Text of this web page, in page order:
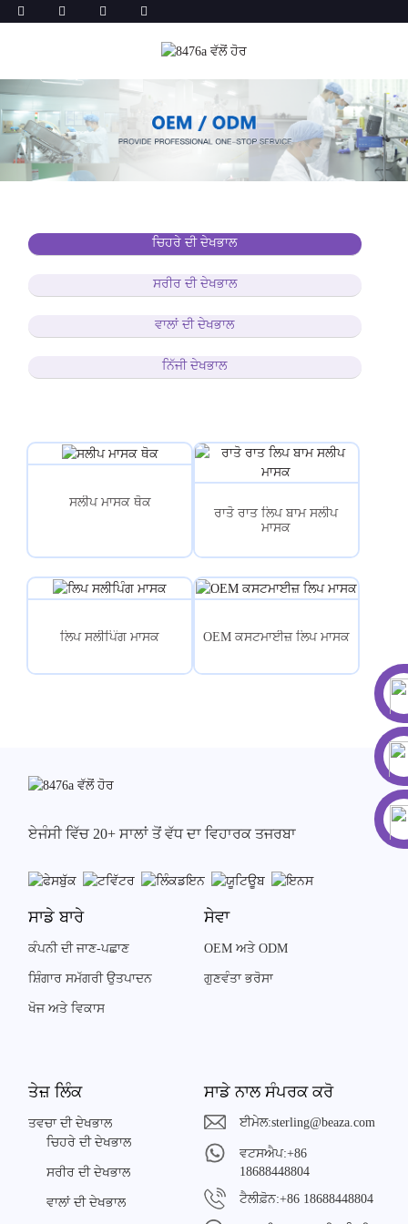
ਚਿਹਰੇ ਦੀ ਦੇਖਭਾਲ
ਸਰੀਰ ਦੀ ਦੇਖਭਾਲ
ਵਾਲਾਂ ਦੀ ਦੇਖਭਾਲ
ਨਿੱਜੀ ਦੇਖਭਾਲ
ਸਲੀਪ ਮਾਸਕ ਥੋਕ
ਰਾਤੋ ਰਾਤ ਲਿਪ ਬਾਮ ਸਲੀਪ
ਮਾਸਕ
ਲਿਪ ਸਲੀਪਿੰਗ ਮਾਸਕ OEM ਕਸਟਮਾਈਜ਼ ਲਿਪ ਮਾਸਕ
ਏਜੰਸੀ ਵਿੱਚ 20+ ਸਾਲਾਂ ਤੋਂ ਵੱਧ ਦਾ ਵਿਹਾਰਕ ਤਜਰਬਾ
ਸਾਡੇ ਬਾਰੇ
ਕੰਪਨੀ ਦੀ ਜਾਣ-ਪਛਾਣ
ਸ਼ਿੰਗਾਰ ਸਮੱਗਰੀ ਉਤਪਾਦਨ
ਖੋਜ ਅਤੇ ਵਿਕਾਸ
ਸੇਵਾ
OEM ਅਤੇ ODM
ਗੁਣਵੰਤਾ ਭਰੋਸਾ
ਤੇਜ਼ ਲਿੰਕ
ਤਵਚਾ ਦੀ ਦੇਖਭਾਲ
ਚਿਹਰੇ ਦੀ ਦੇਖਭਾਲ
ਸਰੀਰ ਦੀ ਦੇਖਭਾਲ
ਵਾਲਾਂ ਦੀ ਦੇਖਭਾਲ
ਸਾਡੇ ਨਾਲ ਸੰਪਰਕ ਕਰੋ
ਈਮੇਲ:sterling@beaza.com
ਵਟਸਐਪ:+86
18688448804
ਟੈਲੀਫ਼ੋਨ:+86 18688448804